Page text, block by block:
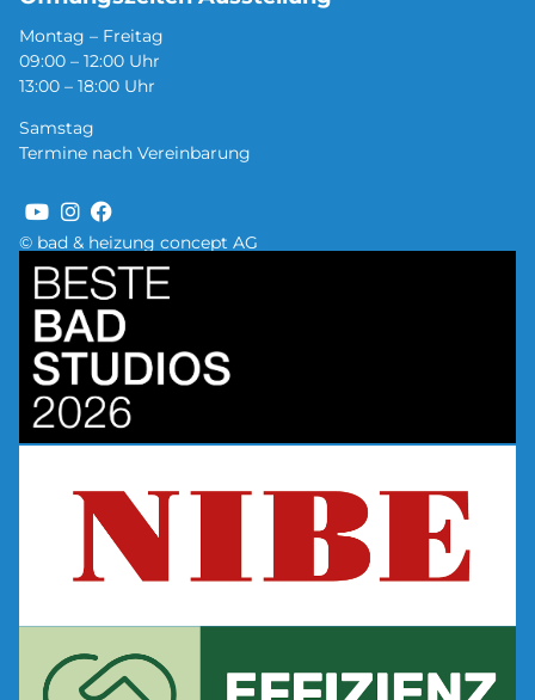
© bad & heizung concept AG
Montag – Freitag
09:00 – 12:00 Uhr
13:00 – 18:00 Uhr
Samstag
Termine nach Vereinbarung